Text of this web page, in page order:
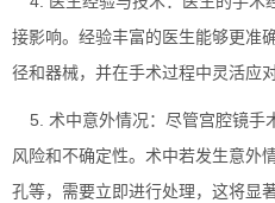
接影响。经验丰富的医生能够更准
径和器械，并在手术过程中灵活应
5. 术中意外情况：尽管宫腔镜手
风险和不确定性。术中若发生意外
孔等，需要立即进行处理，这将显